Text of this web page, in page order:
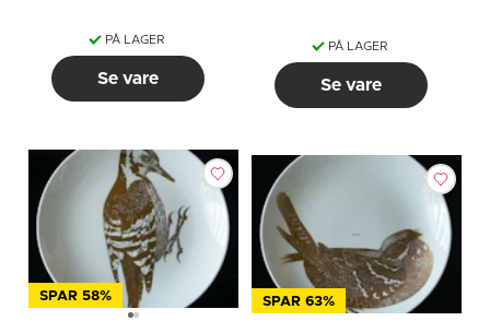
PÅ LAGER
Se vare
PÅ LAGER
Se vare
SPAR 58% SPAR 63%